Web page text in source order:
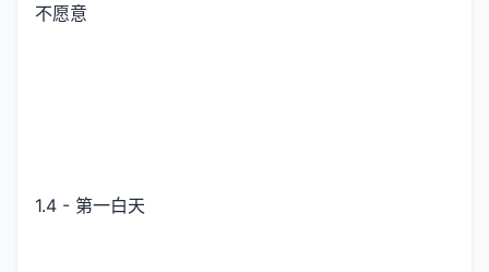
不愿意
1.4 - 第一白天